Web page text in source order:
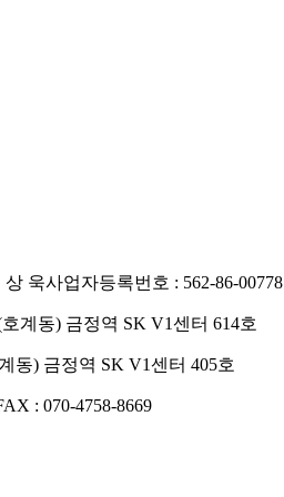
상 욱사업자등록번호 : 562-86-00778
계동) 금정역 SK V1센터 614호
동) 금정역 SK V1센터 405호
: 070-4758-8669